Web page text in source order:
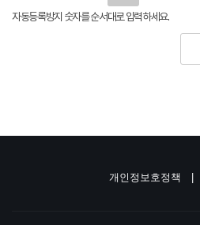
자동등록방지 숫자를 순서대로 입력하세요.
개인정보호정책